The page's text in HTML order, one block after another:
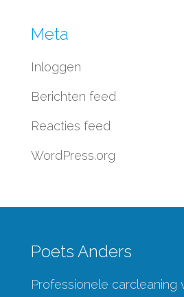
Meta
Inloggen
Berichten feed
Reacties feed
WordPress.org
Poets Anders
Professionele carcleaning